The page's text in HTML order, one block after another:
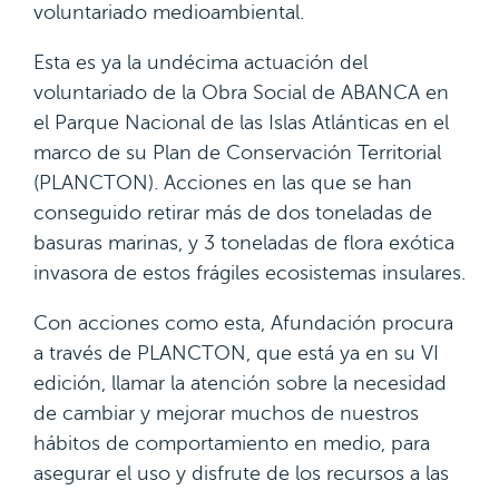
voluntariado medioambiental.
Esta es ya la undécima actuación del
voluntariado de la Obra Social de ABANCA en
el Parque Nacional de las Islas Atlánticas en el
marco de su Plan de Conservación Territorial
(PLANCTON). Acciones en las que se han
conseguido retirar más de dos toneladas de
basuras marinas, y 3 toneladas de flora exótica
invasora de estos frágiles ecosistemas insulares.
Con acciones como esta, Afundación procura
a través de PLANCTON, que está ya en su VI
edición, llamar la atención sobre la necesidad
de cambiar y mejorar muchos de nuestros
hábitos de comportamiento en medio, para
asegurar el uso y disfrute de los recursos a las